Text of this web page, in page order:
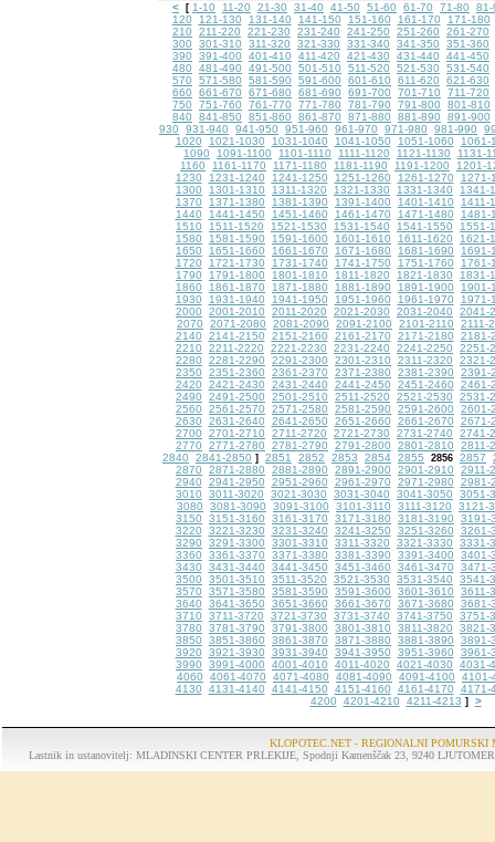
< [ 1-10 11-20 21-30 31-40 41-50 51-60 61-70 71-80
81-
120
121-130 131-140 141-150 151-160 161-170
171-180
210
211-220 221-230 231-240 241-250 251-260
261-270
300
301-310 311-320 321-330 331-340 341-350
351-360
390
391-400 401-410 411-420 421-430 431-440
441-450
480
481-490 491-500 501-510 511-520 521-530
531-540
570
571-580 581-590 591-600 601-610 611-620
621-630
660
661-670 671-680 681-690 691-700 701-710
711-720
750
751-760 761-770 771-780 781-790 791-800
801-810
840
841-850 851-860 861-870 871-880 881-890
891-900
930
931-940 941-950 951-960 961-970 971-980 981-990
1020
1021-1030 1031-1040 1041-1050 1051-1060
1061-
1090
1091-1100 1101-1110 1111-1120 1121-1130
1131-
1160
1161-1170 1171-1180 1181-1190 1191-1200
1201-
1230
1231-1240 1241-1250 1251-1260 1261-1270
1271-
1300
1301-1310 1311-1320 1321-1330 1331-1340
1341-
1370
1371-1380 1381-1390 1391-1400 1401-1410
1411-
1440
1441-1450 1451-1460 1461-1470 1471-1480
1481-
1510
1511-1520 1521-1530 1531-1540 1541-1550
1551-
1580
1581-1590 1591-1600 1601-1610 1611-1620
1621-
1650
1651-1660 1661-1670 1671-1680 1681-1690
1691-
1720
1721-1730 1731-1740 1741-1750 1751-1760
1761-
1790
1791-1800 1801-1810 1811-1820 1821-1830
1831-
1860
1861-1870 1871-1880 1881-1890 1891-1900
1901-
1930
1931-1940 1941-1950 1951-1960 1961-1970
1971-
2000
2001-2010 2011-2020 2021-2030 2031-2040
2041-
2070
2071-2080 2081-2090 2091-2100 2101-2110
2111-
2140
2141-2150 2151-2160 2161-2170 2171-2180
2181-
2210
2211-2220 2221-2230 2231-2240 2241-2250
2251-
2280
2281-2290 2291-2300 2301-2310 2311-2320
2321-
2350
2351-2360 2361-2370 2371-2380 2381-2390
2391-
2420
2421-2430 2431-2440 2441-2450 2451-2460
2461-
2490
2491-2500 2501-2510 2511-2520 2521-2530
2531-
2560
2561-2570 2571-2580 2581-2590 2591-2600
2601-
2630
2631-2640 2641-2650 2651-2660 2661-2670
2671-
2700
2701-2710 2711-2720 2721-2730 2731-2740
2741-
2770
2771-2780 2781-2790 2791-2800 2801-2810
2811-
2840
2841-2850 ] 2851 2852 2853 2854 2855 2856 2857
2870
2871-2880 2881-2890 2891-2900 2901-2910
2911-
2940
2941-2950 2951-2960 2961-2970 2971-2980
2981-
3010
3011-3020 3021-3030 3031-3040 3041-3050
3051-
3080
3081-3090 3091-3100 3101-3110 3111-3120
3121-
3150
3151-3160 3161-3170 3171-3180 3181-3190
3191-
3220
3221-3230 3231-3240 3241-3250 3251-3260
3261-
3290
3291-3300 3301-3310 3311-3320 3321-3330
3331-
3360
3361-3370 3371-3380 3381-3390 3391-3400
3401-
3430
3431-3440 3441-3450 3451-3460 3461-3470
3471-
3500
3501-3510 3511-3520 3521-3530 3531-3540
3541-
3570
3571-3580 3581-3590 3591-3600 3601-3610
3611-
3640
3641-3650 3651-3660 3661-3670 3671-3680
3681-
3710
3711-3720 3721-3730 3731-3740 3741-3750
3751-
3780
3781-3790 3791-3800 3801-3810 3811-3820
3821-
3850
3851-3860 3861-3870 3871-3880 3881-3890
3891-
3920
3921-3930 3931-3940 3941-3950 3951-3960
3961-
3990
3991-4000 4001-4010 4011-4020 4021-4030
4031-
4060
4061-4070 4071-4080 4081-4090 4091-4100
4101-
4130
4131-4140 4141-4150 4151-4160 4161-4170
4171-
4200
4201-4210 4211-4213 ] >
KLOPOTEC.NET - REGIONALNI POMURSKI
Lastnik in ustanovitelj: MLADINSKI CENTER PRLEKIJE, Spodnji Kamenščak 23, 9240